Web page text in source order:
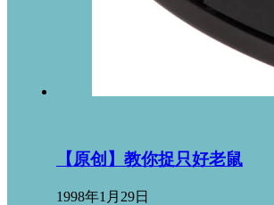
【原创】教你捉只好老鼠
1998年1月29日